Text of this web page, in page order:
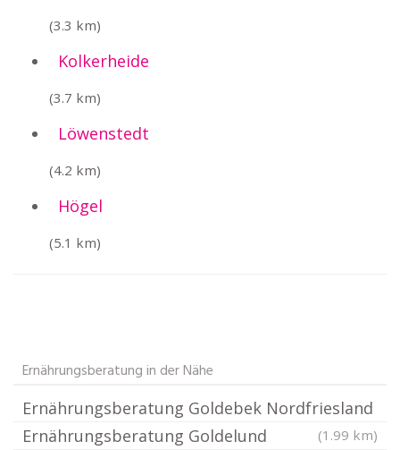
(3.3 km)
Kolkerheide
(3.7 km)
Löwenstedt
(4.2 km)
Högel
(5.1 km)
Ernährungsberatung in der Nähe
Ernährungsberatung Goldebek Nordfriesland
(1.99 km)
Ernährungsberatung Goldelund